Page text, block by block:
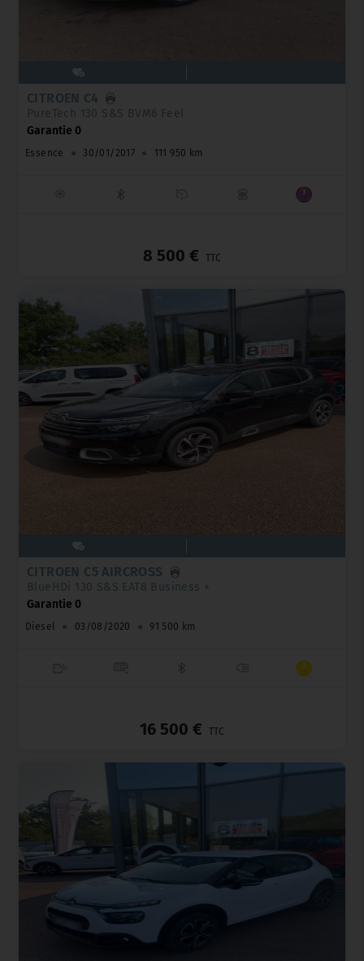
CITROËN C4
PureTech 130 S&S BVM6 Feel
Garantie 0
Essence ● 30/01/2017 ● 111 950 km
8 500 € TTC
CITROËN C5 AIRCROSS
BlueHDi 130 S&S EAT8 Business +
Garantie 0
Diesel ● 03/08/2020 ● 91 500 km
16 500 € TTC